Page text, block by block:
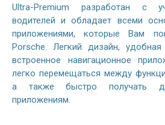
Ultra-Premium разработан с
водителей и обладает всеми
приложениями, которые Вам
Porsche. Легкий дизайн,
встроенное навигационное
легко перемещаться между
а также быстро получать
приложениям.